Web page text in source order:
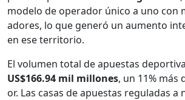
mod­e­lo de oper­ador úni­co a uno
adores, lo que gen­eró un aumen­to
en ese ter­ri­to­rio.
El vol­u­men total de apues­tas
US$166.94 mil mil­lones, un 11%
or. Las casas de apues­tas reg­u­ladas a